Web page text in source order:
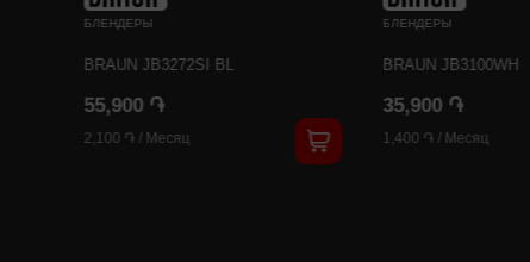
БЛЕНДЕРЫ
BRAUN JB3272SI BL
55,900 ֏
2,100 ֏ / Месяц
БЛЕНДЕРЫ
BRAUN JB3100WH
35,900 ֏
1,400 ֏ / Месяц